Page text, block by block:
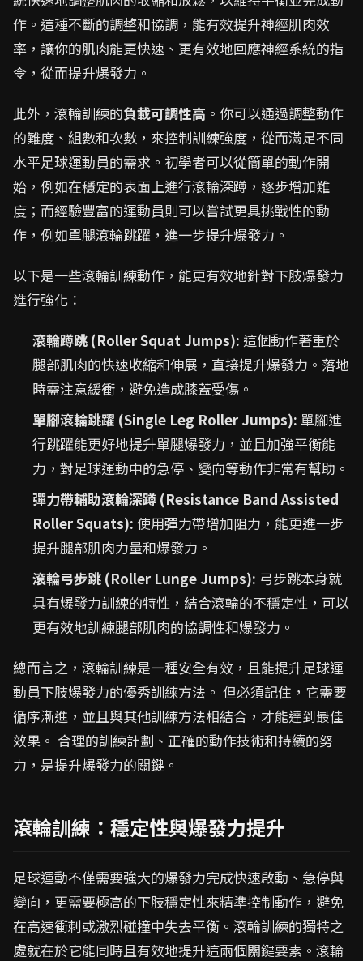
作。這種不斷的調整和協調，能有效提升神經肌肉效
率，讓你的肌肉能更快速、更有效地回應神經系統的指
令，從而提升爆發力。
此外，滾輪訓練的負載可調性高 。你可以通過調整動作
的難度、組數和次數，來控制訓練強度，從而滿足不同
水平足球運動員的需求。初學者可以從簡單的動作開
始，例如在穩定的表面上進行滾輪深蹲，逐步增加難
度；而經驗豐富的運動員則可以嘗試更具挑戰性的動
作，例如單腿滾輪跳躍，進一步提升爆發力。
以下是一些滾輪訓練動作，能更有效地針對下肢爆發力
進行強化：
滾輪蹲跳 (Roller Squat Jumps): 這個動作著重於
腿部肌肉的快速收縮和伸展，直接提升爆發力。落地
時需注意緩衝，避免造成膝蓋受傷。
單腳滾輪跳躍 (Single Leg Roller Jumps): 單腳進
行跳躍能更好地提升單腿爆發力，並且加強平衡能
力，對足球運動中的急停、變向等動作非常有幫助。
彈力帶輔助滾輪深蹲 (Resistance Band Assisted
Roller Squats): 使用彈力帶增加阻力，能更進一步
提升腿部肌肉力量和爆發力。
滾輪弓步跳 (Roller Lunge Jumps): 弓步跳本身就
具有爆發力訓練的特性，結合滾輪的不穩定性，可以
更有效地訓練腿部肌肉的協調性和爆發力。
總而言之，滾輪訓練是一種安全有效，且能提升足球運
動員下肢爆發力的優秀訓練方法。 但必須記住，它需要
循序漸進，並且與其他訓練方法相結合，才能達到最佳
效果。 合理的訓練計劃、正確的動作技術和持續的努
力，是提升爆發力的關鍵。
滾輪訓練：穩定性與爆發力提升
足球運動不僅需要強大的爆發力完成快速啟動、急停與
變向，更需要極高的下肢穩定性來精準控制動作，避免
在高速衝刺或激烈碰撞中失去平衡。滾輪訓練的獨特之
處就在於它能同時且有效地提升這兩個關鍵要素。滾輪